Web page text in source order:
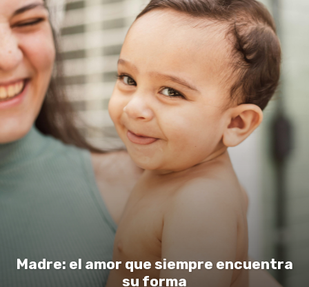
Madre: el amor que siempre encuentra
su forma